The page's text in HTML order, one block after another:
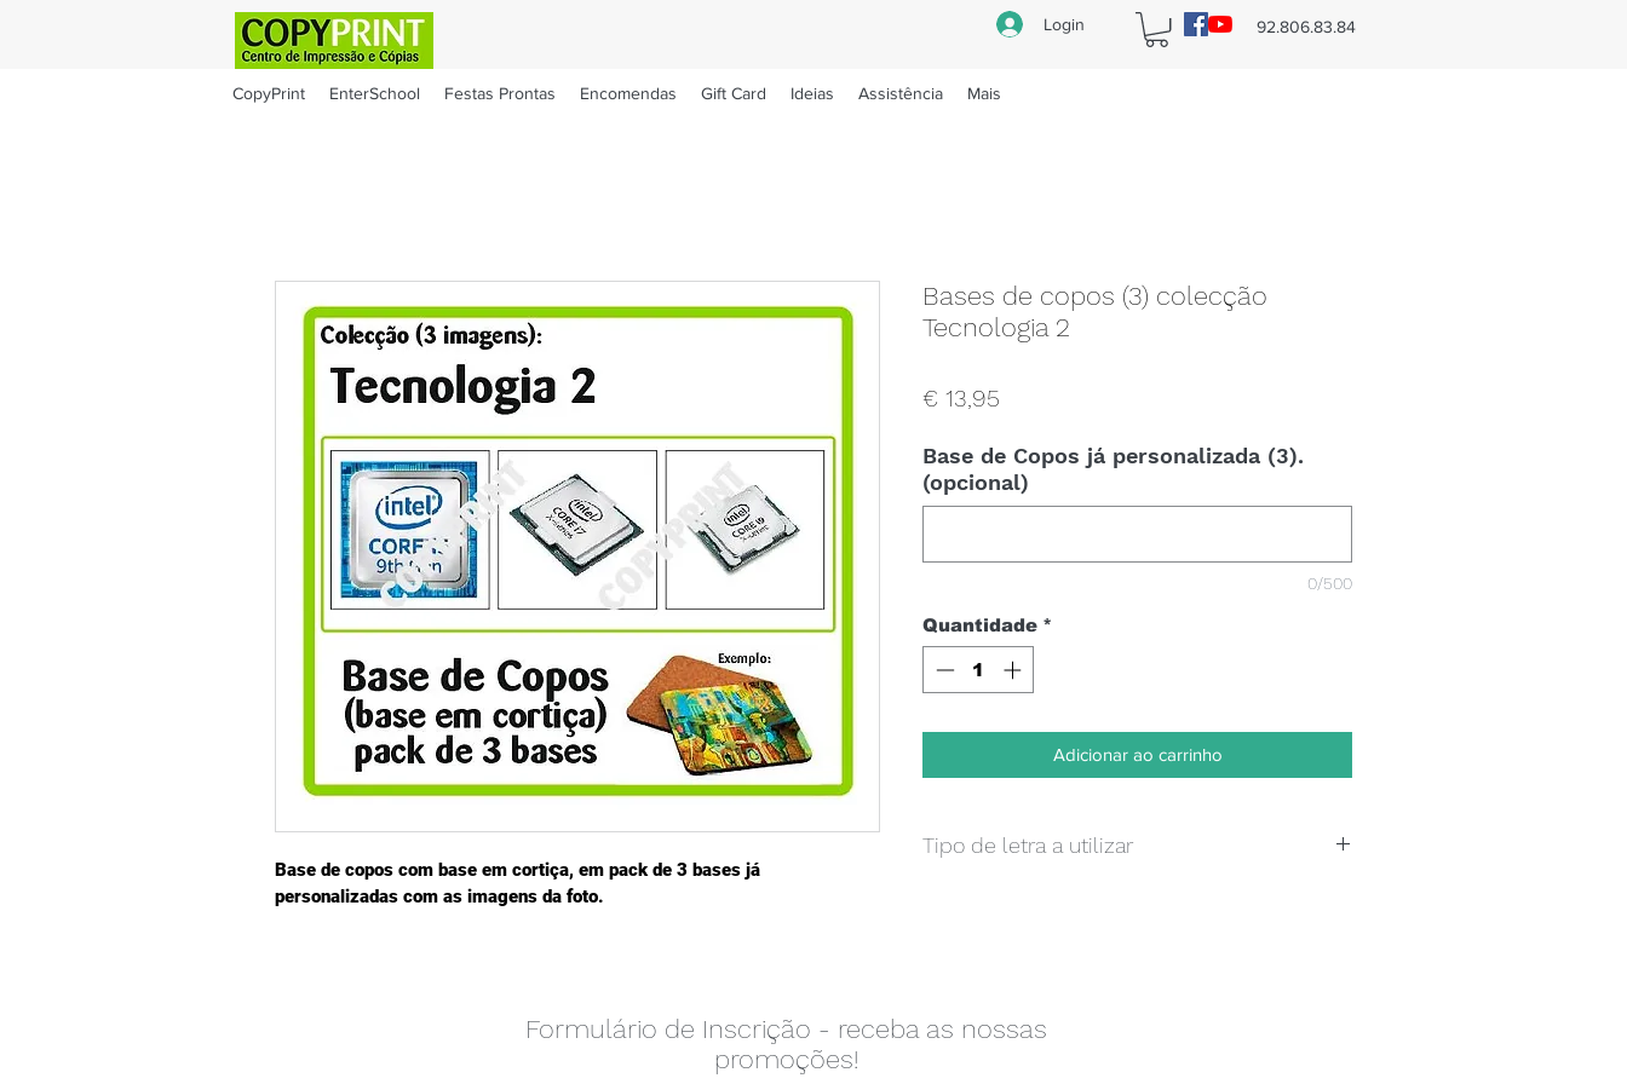
Login 92.806.83.84
CopyPrint EnterSchool Festas Prontas Encomendas Gift Card Ideias Assistência Mais
Base de copos com base em cortiça, em pack de 3 bases já
personalizadas com as imagens da foto.
Bases de copos (3) colecção
Tecnologia 2
€ 13,95
Base de Copos já personalizada (3).
(opcional)
0/500
Quantidade *
Adicionar ao carrinho
Tipo de letra a utilizar
um layout para aprovação. Muito obrigado.
Formulário de Inscrição - receba as nossas
promoções!